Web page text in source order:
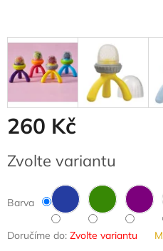
260 Kč
cena:
Zvolte variantu
Barva
Doručíme do: Zvolte variantu